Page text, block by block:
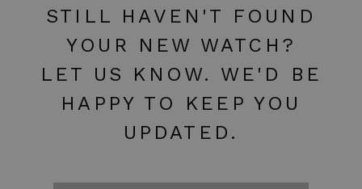
STILL HAVEN'T FOUND
YOUR NEW WATCH?
LET US KNOW. WE'D BE
HAPPY TO KEEP YOU
UPDATED.